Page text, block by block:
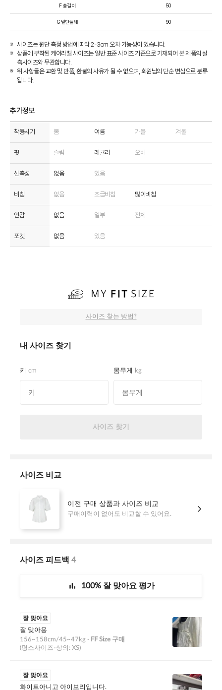
F 총길이
G 밑단둘레
50
90
사이즈는 원단 측정 방법에 따라 2-3cm 오차 가능성이 있습니다.
상품에 부착된 케어라벨 사이즈는 일반 표준 사이즈 기준으로 기재되어 본 제품의 실
측사이즈와 무관합니다.
위 사항들은 교환 및 반품, 환불의 사유가 될 수 없으며, 회원님의 단순 변심으로 분류
됩니다.
추가정보
착용시기 봄 여름 가을 겨울
핏 슬림 레귤러 오버
신축성 없음 있음
비침 없음 조금비침 많이비침
안감 없음 일부 전체
포켓 없음 있음